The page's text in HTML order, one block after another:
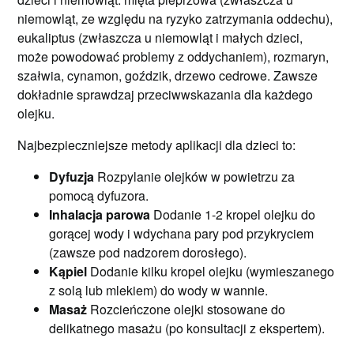
niemowląt, ze względu na ryzyko zatrzymania oddechu),
eukaliptus (zwłaszcza u niemowląt i małych dzieci,
może powodować problemy z oddychaniem), rozmaryn,
szałwia, cynamon, goździk, drzewo cedrowe. Zawsze
dokładnie sprawdzaj przeciwwskazania dla każdego
olejku.
Najbezpieczniejsze metody aplikacji dla dzieci to:
Dyfuzja Rozpylanie olejków w powietrzu za
pomocą dyfuzora.
Inhalacja parowa Dodanie 1-2 kropel olejku do
gorącej wody i wdychana pary pod przykryciem
(zawsze pod nadzorem dorosłego).
Kąpiel Dodanie kilku kropel olejku (wymieszanego
z solą lub mlekiem) do wody w wannie.
Masaż Rozcieńczone olejki stosowane do
delikatnego masażu (po konsultacji z ekspertem).